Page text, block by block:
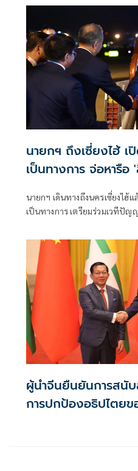
นายกฯ ถึงเซี่ยงไฮ้ เ
เป็นทางการ จ่อหารื
นายกฯ เดินทางถึงนครเซี่ยงไฮ้
เป็นทางการ เตรียมร่วมเวทีปั
ผู้นำจีนยืนยันการสนั
การปกป้องอธิปไตยข